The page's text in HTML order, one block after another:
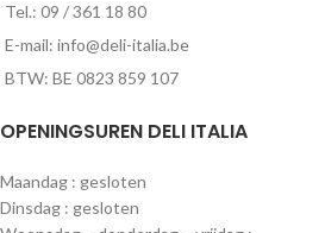
Tel.: 09 / 361 18 80
E-mail: info@deli-italia.be
BTW: BE 0823 859 107
OPENINGSUREN DELI ITALIA
Maandag : gesloten
Dinsdag : gesloten